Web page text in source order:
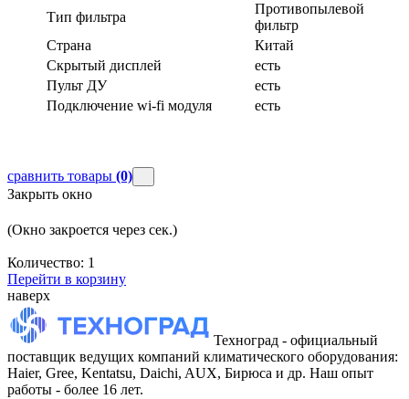
Тип фильтра
Противопылевой
фильтр
Страна
Китай
Скрытый дисплей
есть
Пульт ДУ
есть
Подключение wi-fi модуля
есть
сравнить товары (0)
Закрыть окно
(Окно закроется через сек.)
Количество: 1
Перейти в корзину
наверх
Техноград - официальный
поставщик ведущих компаний климатического оборудования:
Haier, Gree, Kentatsu, Daichi, AUX, Бирюса и др. Наш опыт
работы - более 16 лет.